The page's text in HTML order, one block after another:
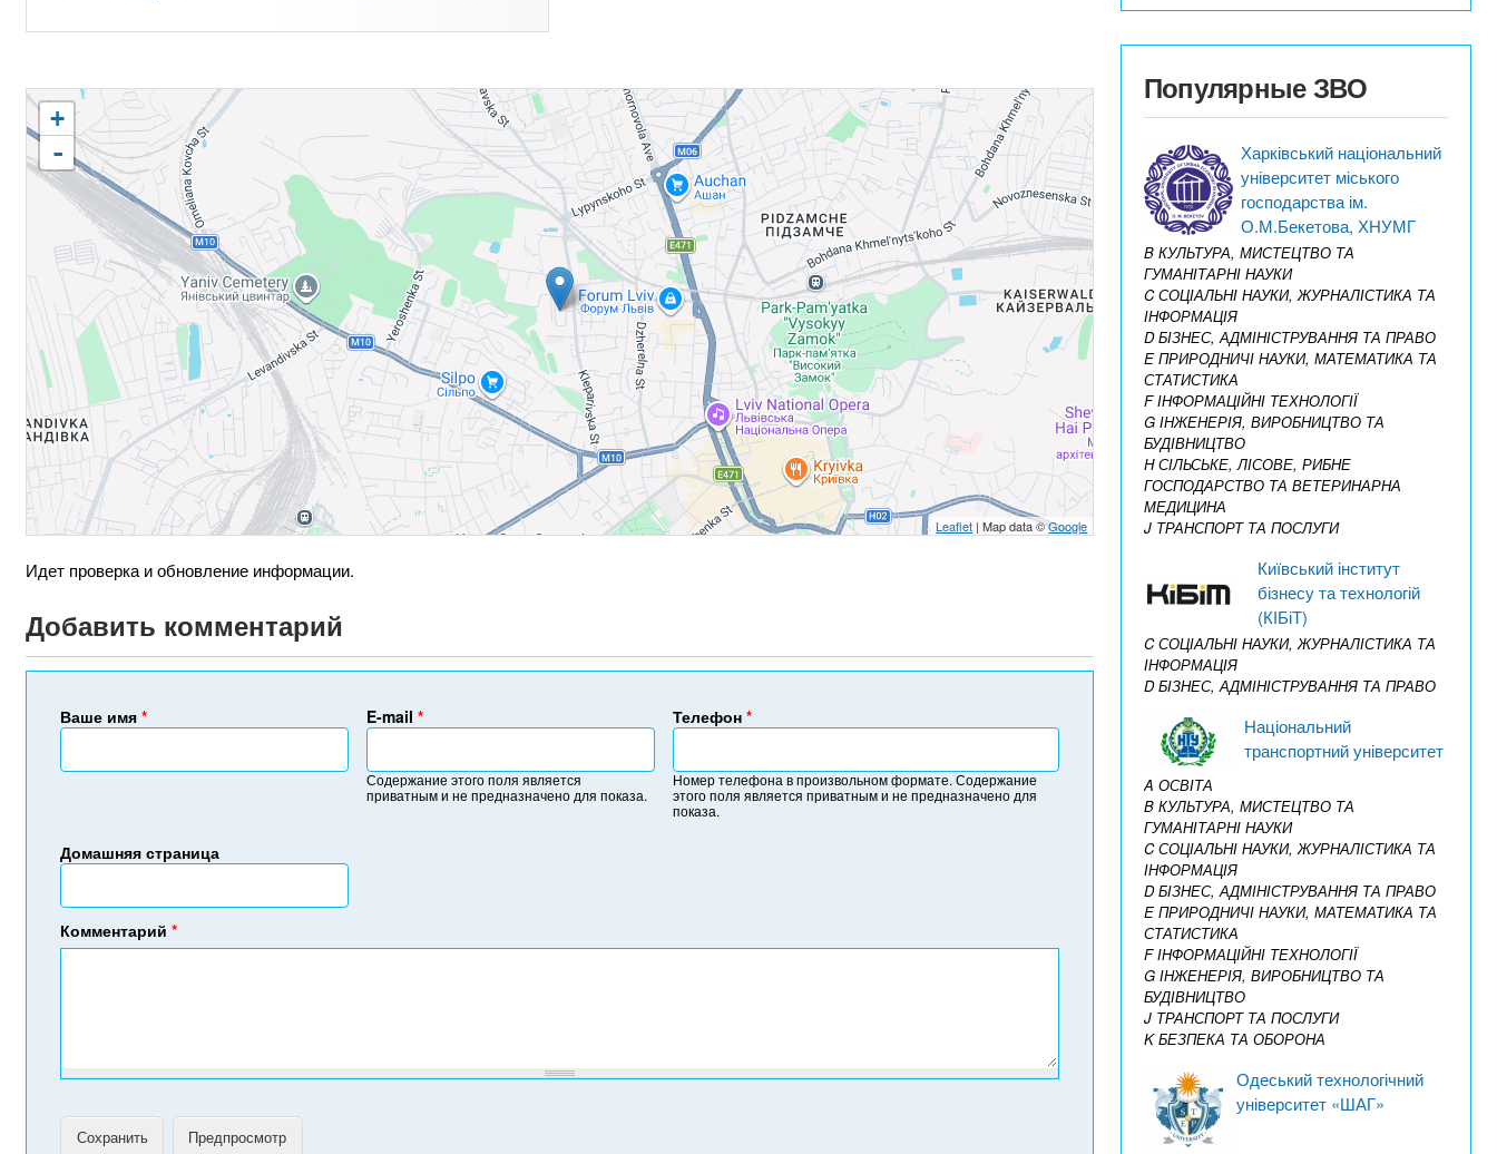
+
-
Leaflet | Map data ©Google
Идет проверка и обновление информации.
Добавить комментарий
Ваше имя* E-mail *
Содержание этого поля является
приватным и не предназначено для показа.
Домашняя страница
Телефон *
Н
м
е
Номер телефона в произвольном формате. Содержание
этого поля является приватным и не предназначено для
показа.
Комментарий*
Популярные ЗВО
Харківський національний
університет міського
господарства ім.
О.М.Бекетова, ХНУМГ
B КУЛЬТУРА, МИСТЕЦТВО ТА
ГУМАНІТАРНІ НАУКИ
C СОЦІАЛЬНІ НАУКИ, ЖУРНАЛІСТИКА ТА
ІНФОРМАЦІЯ
D БІЗНЕС, АДМІНІСТРУВАННЯ ТА ПРАВО
E ПРИРОДНИЧІ НАУКИ, МАТЕМАТИКА ТА
СТАТИСТИКА
F ІНФОРМАЦІЙНІ ТЕХНОЛОГІЇ
G ІНЖЕНЕРІЯ, ВИРОБНИЦТВО ТА
БУДІВНИЦТВО
H СІЛЬСЬКЕ, ЛІСОВЕ, РИБНЕ
ГОСПОДАРСТВО ТА ВЕТЕРИНАРНА
МЕДИЦИНА
J ТРАНСПОРТ ТА ПОСЛУГИ
Київський інститут
бізнесу та технологій
(КІБіТ)
C СОЦІАЛЬНІ НАУКИ, ЖУРНАЛІСТИКА ТА
ІНФОРМАЦІЯ
D БІЗНЕС, АДМІНІСТРУВАННЯ ТА ПРАВО
Національний
транспортний університет
A ОСВІТА
B КУЛЬТУРА, МИСТЕЦТВО ТА
ГУМАНІТАРНІ НАУКИ
C СОЦІАЛЬНІ НАУКИ, ЖУРНАЛІСТИКА ТА
ІНФОРМАЦІЯ
D БІЗНЕС, АДМІНІСТРУВАННЯ ТА ПРАВО
E ПРИРОДНИЧІ НАУКИ, МАТЕМАТИКА ТА
СТАТИСТИКА
F ІНФОРМАЦІЙНІ ТЕХНОЛОГІЇ
G ІНЖЕНЕРІЯ, ВИРОБНИЦТВО ТА
БУДІВНИЦТВО
J ТРАНСПОРТ ТА ПОСЛУГИ
K БЕЗПЕКА ТА ОБОРОНА
Одеський технологічний
університет «ШАГ»